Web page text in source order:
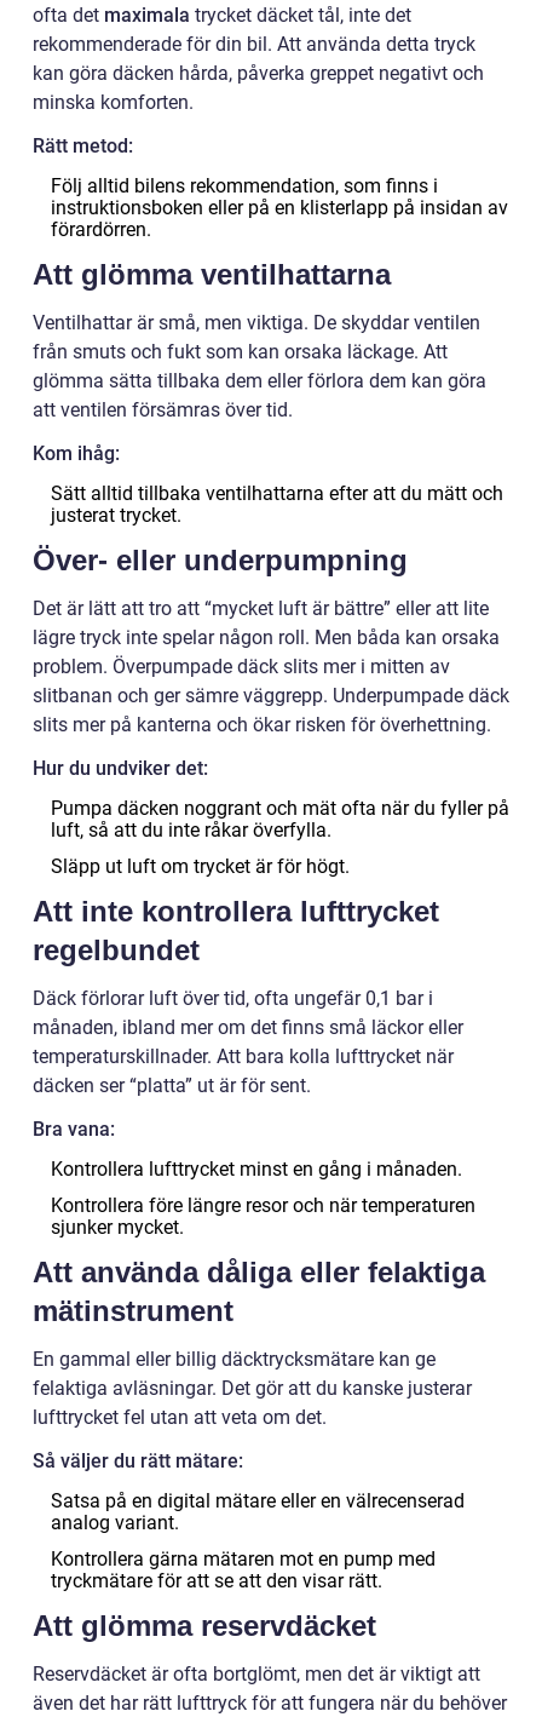
ofta det maximala trycket däcket tål, inte det
rekommenderade för din bil. Att använda detta tryck
kan göra däcken hårda, påverka greppet negativt och
minska komforten.
Rätt metod:
Följ alltid bilens rekommendation, som finns i
instruktionsboken eller på en klisterlapp på insidan av
förardörren.
Att glömma ventilhattarna
Ventilhattar är små, men viktiga. De skyddar ventilen
från smuts och fukt som kan orsaka läckage. Att
glömma sätta tillbaka dem eller förlora dem kan göra
att ventilen försämras över tid.
Kom ihåg:
Sätt alltid tillbaka ventilhattarna efter att du mätt och
justerat trycket.
Över- eller underpumpning
Det är lätt att tro att “mycket luft är bättre” eller att lite
lägre tryck inte spelar någon roll. Men båda kan orsaka
problem. Överpumpade däck slits mer i mitten av
slitbanan och ger sämre väggrepp. Underpumpade däck
slits mer på kanterna och ökar risken för överhettning.
Hur du undviker det:
Pumpa däcken noggrant och mät ofta när du fyller på
luft, så att du inte råkar överfylla.
Släpp ut luft om trycket är för högt.
Att inte kontrollera lufttrycket
regelbundet
Däck förlorar luft över tid, ofta ungefär 0,1 bar i
månaden, ibland mer om det finns små läckor eller
temperaturskillnader. Att bara kolla lufttrycket när
däcken ser “platta” ut är för sent.
Bra vana:
Kontrollera lufttrycket minst en gång i månaden.
Kontrollera före längre resor och när temperaturen
sjunker mycket.
Att använda dåliga eller felaktiga
mätinstrument
En gammal eller billig däcktrycksmätare kan ge
felaktiga avläsningar. Det gör att du kanske justerar
lufttrycket fel utan att veta om det.
Så väljer du rätt mätare:
Satsa på en digital mätare eller en välrecenserad
analog variant.
Kontrollera gärna mätaren mot en pump med
tryckmätare för att se att den visar rätt.
Att glömma reservdäcket
Reservdäcket är ofta bortglömt, men det är viktigt att
även det har rätt lufttryck för att fungera när du behöver